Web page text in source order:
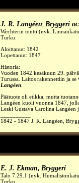
J. R. Langéen Bryggeri
Wechterin tontti (nyk.
Turku
Aloittanut: 1842
Lopettanut: 1847
Historia:
Vuoden 1842 kesäkuun 29.
Turussa. Laitos rakennettiin ja
Langéen
Päätuote oli etikka, mutta
Langéen kuoli vuonna 1847,
Leski Gustava Carolina Langéen
1842 - 1847 J. R. Langéen,
E. J. Ekman, Bryggeri
Talo 7.29.1 (nyk.
Turku